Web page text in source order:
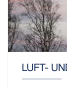
LUFT-